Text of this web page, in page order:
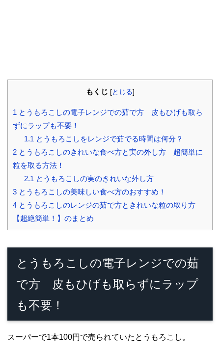
もくじ [とじる]
1 とうもろこしの電子レンジでの茹で方 皮もひげも取ら
ずにラップも不要！
1.1 とうもろこしをレンジで茹でる時間は何分？
2 とうもろこしのきれいな食べ方と実の外し方 超簡単に
粒を取る方法！
2.1 とうもろこしの実のきれいな外し方
3 とうもろこしの美味しい食べ方のおすすめ！
4 とうもろこしのレンジの茹で方ときれいな粒の取り方
【超絶簡単！】のまとめ
とうもろこしの電子レンジでの茹
で方 皮もひげも取らずにラップ
も不要！
スーパーで1本100円で売られていたとうもろこし。